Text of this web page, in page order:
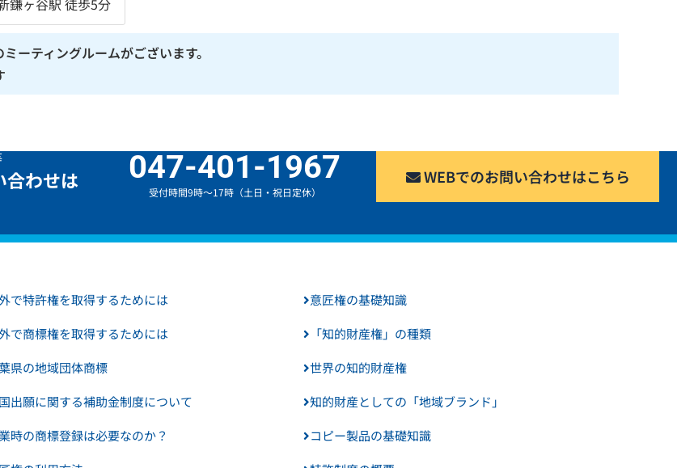
鎌ヶ谷駅 徒歩5分
ーティングルームがございます。
合わせは 047-401-1967
受付時間9時～17時（土日・祝日定休）
WEBでのお問い合わせはこちら
で特許権を取得するためには
で商標権を取得するためには
県の地域団体商標
出願に関する補助金制度について
時の商標登録は必要なのか？
意匠権の基礎知識
「知的財産権」の種類
世界の知的財産権
知的財産としての「地域ブランド」
コピー製品の基礎知識